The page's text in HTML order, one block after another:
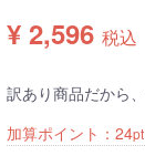
¥ 2,596 税込
訳あり商品だから
加算ポイント： 24pt